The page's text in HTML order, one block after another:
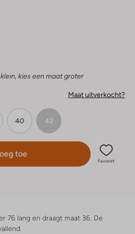
kies een maat groter
Maat uitverkocht?
40 42
toe
Favoriet
76 lang en draagt maat 36. De